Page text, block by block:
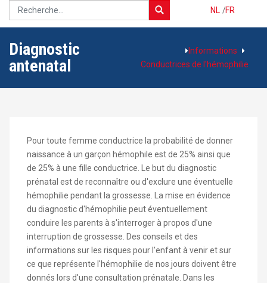
NL FR
/
Diagnostic
antenatal
Informations
Conductrices de l'hémophilie
Pour toute femme conductrice la probabilité de donner
naissance à un garçon hémophile est de 25% ainsi que
de 25% à une fille conductrice. Le but du diagnostic
prénatal est de reconnaître ou d'exclure une éventuelle
hémophilie pendant la grossesse. La mise en évidence
du diagnostic d'hémophilie peut éventuellement
conduire les parents à s'interroger à propos d'une
interruption de grossesse. Des conseils et des
informations sur les risques pour l'enfant à venir et sur
ce que représente l'hémophilie de nos jours doivent être
donnés lors d'une consultation prénatale. Dans les